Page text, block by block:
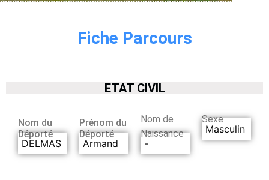
Fiche Parcours
ETAT CIVIL
Nom du
Déporté
DELMAS
Prénom du
Déporté
Armand
Nom de
Naissance
-
Sexe
Masculin